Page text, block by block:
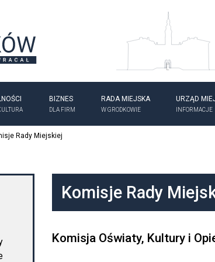
BIZNES
DLA FIRM
RADA MIEJSKA
W GRODKOWIE
URZĄD
INFORMACJE
Rady Miejskiej
Komisje Rady
Komisja Oświaty, Kultury i